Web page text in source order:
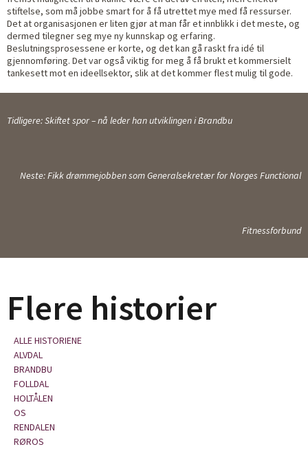
stiftelse, som må jobbe smart for å få utrettet mye med få ressurser.
Det at organisasjonen er liten gjør at man får et innblikk i det meste, og
dermed tilegner seg mye ny kunnskap og erfaring.
Beslutningsprosessene er korte, og det kan gå raskt fra idé til
gjennomføring. Det var også viktig for meg å få brukt et kommersielt
tankesett mot en ideellsektor, slik at det kommer flest mulig tilgode.
Tidligere: Skiftet spor – nå leder han utviklingen i Brandbu
Neste: Fikk drømmejobben som Generalsekretær for Norges Functional
Fitnessforbund
Flere historier
ALLE HISTORIENE
ALVDAL
BRANDBU
FOLLDAL
HOLTÅLEN
OS
RENDALEN
RØROS